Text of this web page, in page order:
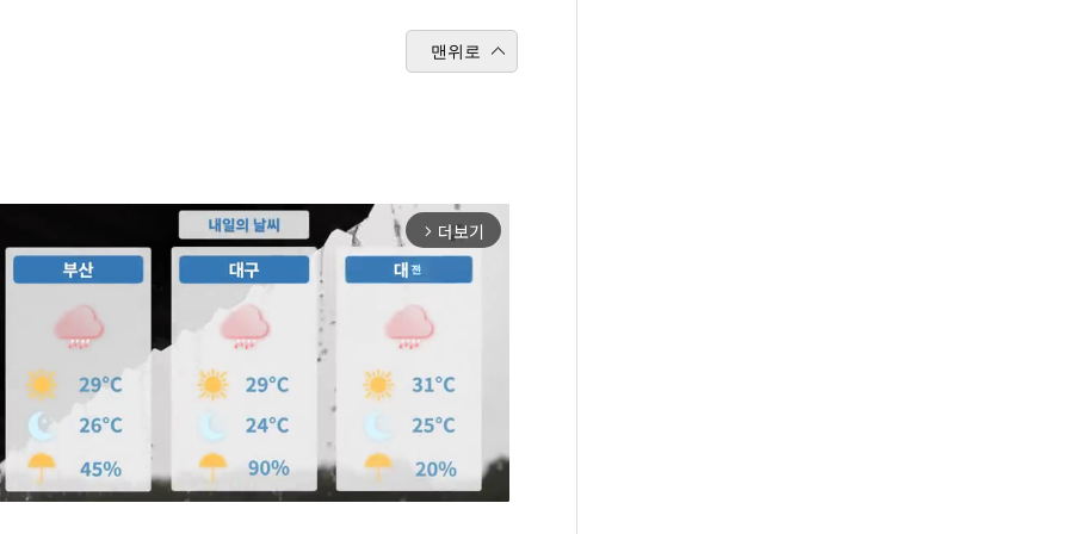
맨위로
arrow_forward_ios 더보기